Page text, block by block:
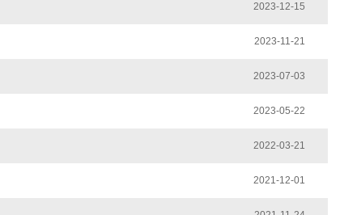
2023-12-15
2023-11-21
2023-07-03
2023-05-22
2022-03-21
2021-12-01